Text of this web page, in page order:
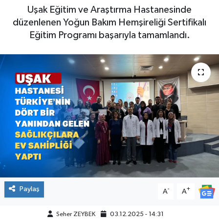
Uşak Eğitim ve Araştırma Hastanesinde
düzenlenen Yoğun Bakım Hemşireliği Sertifikalı
Eğitim Programı başarıyla tamamlandı.
Paylaş A- A+
Seher ZEYBEK 03.12.2025 - 14:31